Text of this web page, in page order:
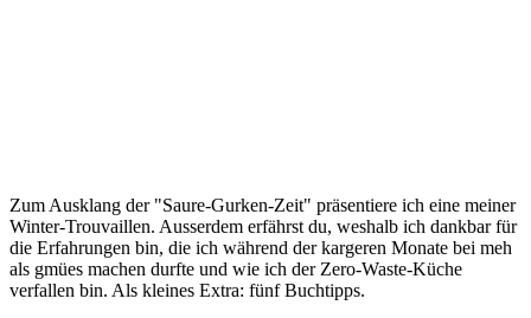
Zum Ausklang der "Saure-Gurken-Zeit" präsentiere ich eine meiner
Winter-Trouvaillen. Ausserdem erfährst du, weshalb ich dankbar für
die Erfahrungen bin, die ich während der kargeren Monate bei meh
als gmües machen durfte und wie ich der Zero-Waste-Küche
verfallen bin. Als kleines Extra: fünf Buchtipps.